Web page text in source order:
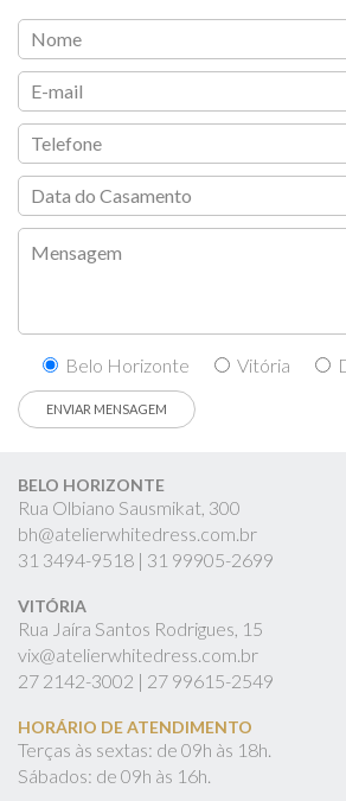
Belo Horizonte Vitória
BELO HORIZONTE
Rua Olbiano Sausmikat, 300
bh@atelierwhitedress.com.br
31 3494-9518 | 31 99905-2699
VITÓRIA
Rua Jaíra Santos Rodrigues, 15
vix@atelierwhitedress.com.br
27 2142-3002 | 27 99615-2549
HORÁRIO DE ATENDIMENTO
Terças às sextas: de 09h às 18h.
Sábados: de 09h às 16h.